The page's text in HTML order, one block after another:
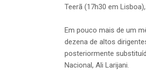
Teerã (17h30 em
Em pouco mais de um
dezena de altos
posteriormente
Nacional, Ali Larijani.